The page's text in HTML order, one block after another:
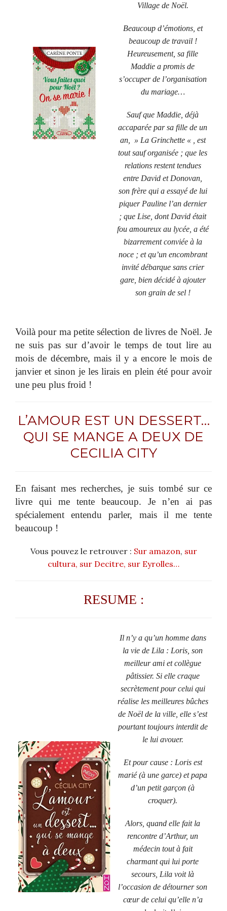
Village de Noël.
Beaucoup d’émotions, et
beaucoup de travail !
Heureusement, sa fille
Maddie a promis de
s’occuper de l’organisation
du mariage…
Sauf que Maddie, déjà
accaparée par sa fille de un
an, » La Grinchette « , est
tout sauf organisée ; que les
relations restent tendues
entre David et Donovan,
son frère qui a essayé de lui
piquer Pauline l’an dernier
; que Lise, dont David était
fou amoureux au lycée, a été
bizarrement conviée à la
noce ; et qu’un encombrant
invité débarque sans crier
gare, bien décidé à ajouter
son grain de sel !
Voilà pour ma petite sélection de livres de Noël. Je
ne suis pas sur d’avoir le temps de tout lire au
mois de décembre, mais il y a encore le mois de
janvier et sinon je les lirais en plein été pour avoir
une peu plus froid !
L’AMOUR EST UN DESSERT…
QUI SE MANGE A DEUX DE
CECILIA CITY
En faisant mes recherches, je suis tombé sur ce
livre qui me tente beaucoup. Je n’en ai pas
spécialement entendu parler, mais il me tente
beaucoup !
Vous pouvez le retrouver : Sur amazon, sur
cultura, sur Decitre, sur Eyrolles…
RESUME :
Il n’y a qu’un homme dans
la vie de Lila : Loris, son
meilleur ami et collègue
pâtissier. Si elle craque
secrètement pour celui qui
réalise les meilleures bûches
de Noël de la ville, elle s’est
pourtant toujours interdit de
le lui avouer.
Et pour cause : Loris est
marié (à une garce) et papa
d’un petit garçon (à
croquer).
Alors, quand elle fait la
rencontre d’Arthur, un
médecin tout à fait
charmant qui lui porte
secours, Lila voit là
l’occasion de détourner son
cœur de celui qu’elle n’a